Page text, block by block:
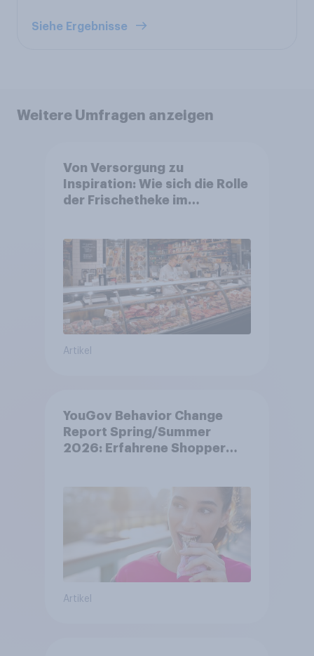
Siehe Ergebnisse
Weitere Umfragen anzeigen
Von Versorgung zu
Inspiration: Wie sich die Rolle
der Frischetheke im
Artikel
YouGov Behavior Change
Report Spring/Summer
2026: Erfahrene Shopper
Artikel